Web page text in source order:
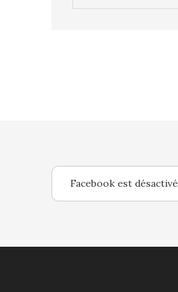
Facebook est désactivé